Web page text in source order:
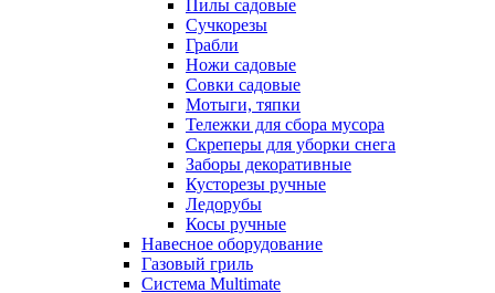
Пилы садовые
Сучкорезы
Грабли
Ножи садовые
Совки садовые
Мотыги, тяпки
Тележки для сбора мусора
Скреперы для уборки снега
Заборы декоративные
Кусторезы ручные
Ледорубы
Косы ручные
Навесное оборудование
Газовый гриль
Система Multimate